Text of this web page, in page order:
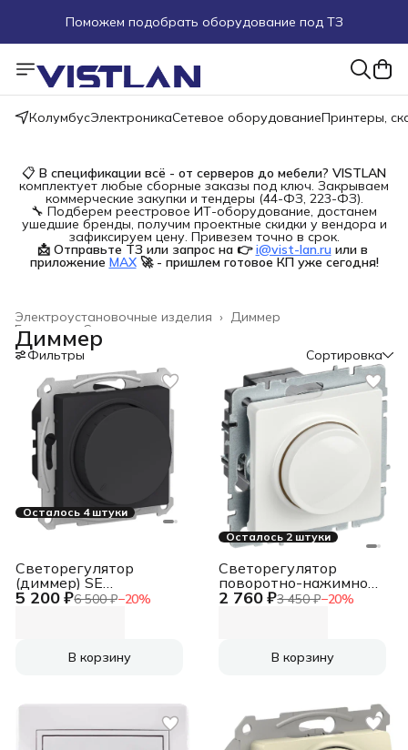
Поможем подобрать оборудование под ТЗ
Пуско-наладочные работы
Пришлите запрос на e-mail или в чат
КолумбусЭлектроникаСетевое оборудованиеПринтеры,
📋 В спецификации всё - от серверов до мебели? VISTLAN
комплектует любые сборные заказы под ключ. Закрываем
коммерческие закупки и тендеры (44-ФЗ, 223-ФЗ).
🔧 Подберем реестровое ИТ-оборудование, достанем
ушедшие бренды, получим проектные скидки у вендора и
зафиксируем цену. Привезем точно в срок.
📩 Отправьте ТЗ или запрос на 👉 i@vist-lan.ru или в
приложение MAX 🚀 - пришлем готовое КП уже сегодня!
Диммер
Электроустановочные изделия ›
Строительство и ремонт
Главная
Диммер
Фильтры Сортировка
Осталось 4 штуки
5 200 ₽6 500 ₽−20%
Светорегулятор
(диммер) SE
AtlasDesign Карбон
В корзину
Осталось 2 штуки
2 760 ₽3 450 ₽−20%
Светорегулятор
поворотно-нажимной
IEK BRITE СС10-1-0-
В корзину